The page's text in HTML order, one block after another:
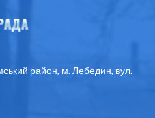
район, м. Лебедин, вул.